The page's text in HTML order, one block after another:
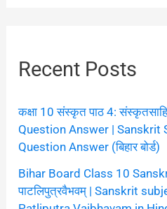
Recent Posts
कक्षा 10 संस्कृत पाठ 4:
Question Answer | Sanskrit
Question Answer (बिहार बोर्ड)
Bihar Board Class 10
पाटलिपुत्रवैभवम् | Sanskrit